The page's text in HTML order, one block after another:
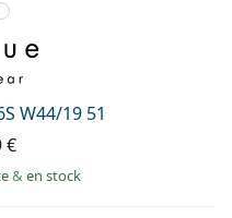
W44/19 51
€
& en stock